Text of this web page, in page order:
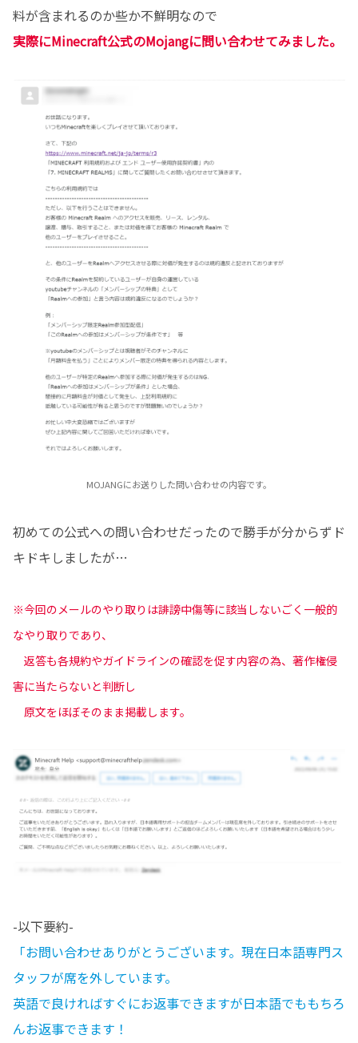
料が含まれるのか些か不鮮明なので
実際にMinecraft公式のMojangに問い合わせてみました。
MOJANGにお送りした問い合わせの内容です。
初めての公式への問い合わせだったので勝手が分からずド
キドキしましたが…
※今回のメールのやり取りは誹謗中傷等に該当しないごく一般的
なやり取りであり、
返答も各規約やガイドラインの確認を促す内容の為、著作権侵
害に当たらないと判断し
原文をほぼそのまま掲載します。
-以下要約-
「お問い合わせありがとうございます。現在日本語専門ス
タッフが席を外しています。
英語で良ければすぐにお返事できますが日本語でももちろ
んお返事できます！